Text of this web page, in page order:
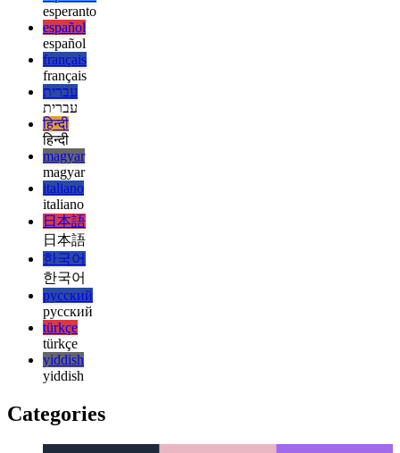
english
english
esperanto
esperanto
español
español
français
français
עברית
עברית
हिन्दी
हिन्दी
magyar
magyar
italiano
italiano
日本語
日本語
한국어
한국어
русский
русский
türkçe
yiddish
yiddish